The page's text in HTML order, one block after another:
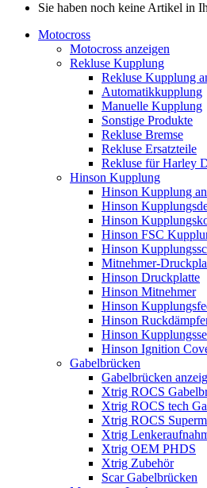
Sie haben noch keine Artikel in
Motocross
Motocross anzeigen
Rekluse Kupplung
Rekluse Kupplung
Automatikkupplung
Manuelle Kupplung
Sonstige Produkte
Rekluse Bremse
Rekluse Ersatzteile
Rekluse für Harley
Hinson Kupplung
Hinson Kupplung
Hinson
Hinson
Hinson FSC
Hinson
Mitnehmer-
Hinson Druckplatte
Hinson Mitnehmer
Hinson
Hinson
Hinson
Hinson Ignition
Gabelbrücken
Gabelbrücken
Xtrig ROCS
Xtrig ROCS tech
Xtrig ROCS
Xtrig
Xtrig OEM PHDS
Xtrig Zubehör
Scar Gabelbrücken